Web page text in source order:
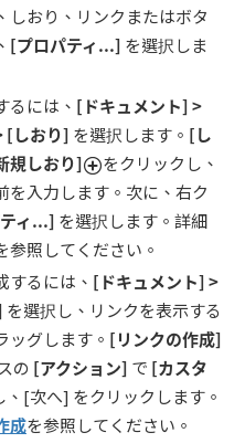
しおり、リンクまたはボタ
[プロパティ...] を選択しま
るには、 [ ドキュメント] >
[しおり] を選択します。 [し
規しおり]
をクリックし、
を入力します。次に、右ク
ィ...] を選択します。詳細
参照してください。
するには、 [ ドキュメント] >
を選択し、リンクを表示する
ッグします。 [リンクの作成]
の [アクション] で [カスタ
、[次へ] をクリックします。
成を参照してください。